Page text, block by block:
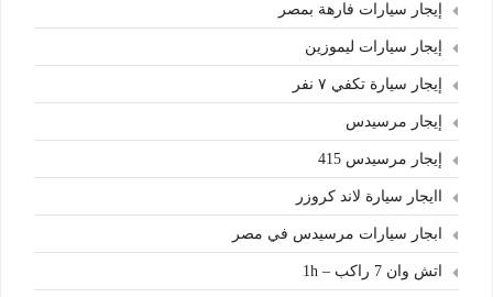
إيجار سيارات فارهة بمصر
إيجار سيارات ليموزين
إيجار سيارة تكفي ٧ نفر
إيجار مرسيدس
إيجار مرسيدس 415
اايجار سيارة لاند كروزر
ابجار سيارات مرسيدس في مصر
اتش وان 7 راكب – 1h